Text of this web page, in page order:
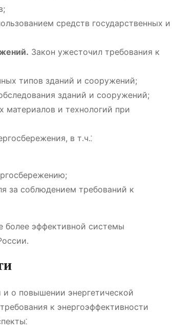
средств государственных и
Закон ужесточил требования к
типов зданий и сооружений;
зданий и сооружений;
материалов и технологий при
в т․ч․⁚
за соблюдением требований к
более эффективной системы
о повышении энергетической
к энергоэффективности